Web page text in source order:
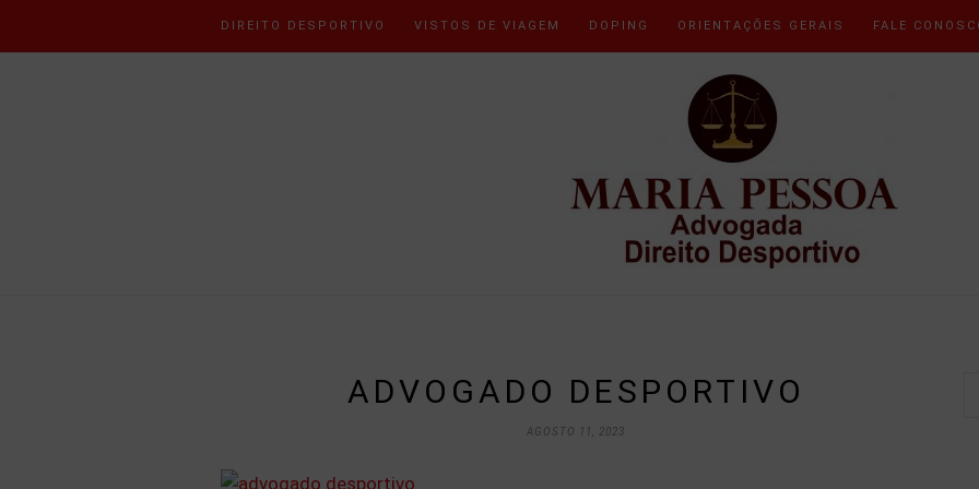
DIREITO DESPORTIVO VISTOS DE VIAGEM DOPING ORIENTAÇÕES GERAIS FALE
ADVOGADO DESPORTIVO
AGOSTO 11, 2023